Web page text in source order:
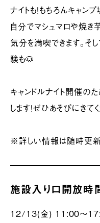
ナイトも！もちろんキャン
自分でマシュマロや焼き
気分を満喫できます。そ
験も🐶
キャンドルナイト開催の
します！ぜひあそびにきて
※詳しい情報は随時更新
施設入り口開放時
12/13(金) 11:00～